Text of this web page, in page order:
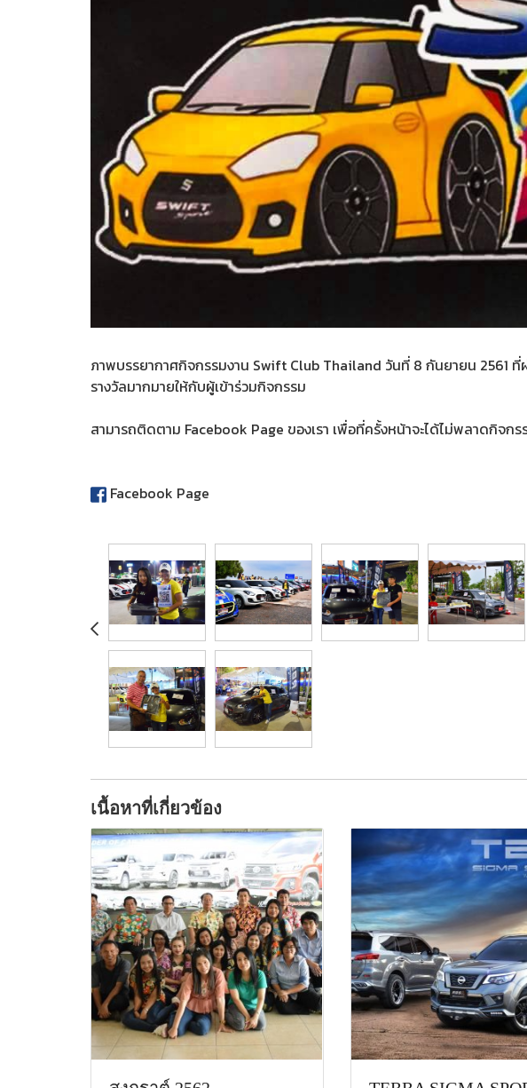
ภาพบรรยากาศกิจกรรมงาน Swift Club Thailand วันที่ 8 กันยายน 2561
รางวัลมากมายให้กับผู้เข้าร่วมกิจกรรม
สามารถติดตาม Facebook Page ของเรา เพื่อที่ครั้งหน้าจะได้ไม่พลาดกิจก
Facebook Page
เนื้อหาที่เกี่ยวข้อง